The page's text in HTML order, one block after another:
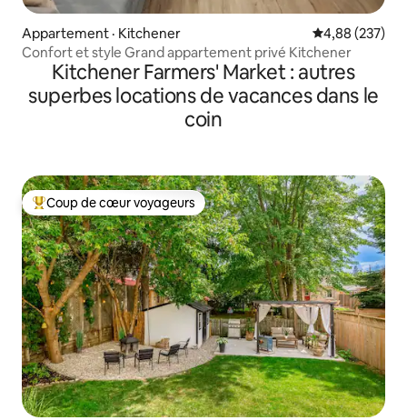
Appartement · Kitchener Note
4,88 (237)
Confort et style Grand appartement privé Kitchener
Kitchener Farmers' Market : autres
superbes locations de vacances dans le
coin
Coup de cœur voyageurs parmi les plus aimés
Coup de cœur voyageurs